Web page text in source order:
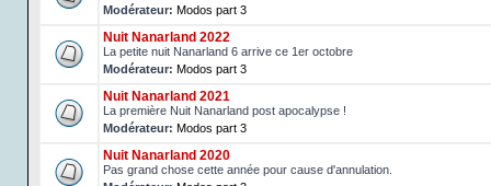
Modérateur: Modos part 3
Nuit Nanarland 2022
La petite nuit Nanarland 6 arrive ce 1er octobre
Modérateur: Modos part 3
Nuit Nanarland 2021
La première Nuit Nanarland post apocalypse !
Modérateur: Modos part 3
Nuit Nanarland 2020
Pas grand chose cette année pour cause d'annulation.